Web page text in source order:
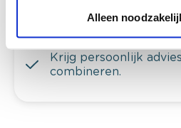
Alleen
Bekijk er de
Krijg persoonlijk
combineren.